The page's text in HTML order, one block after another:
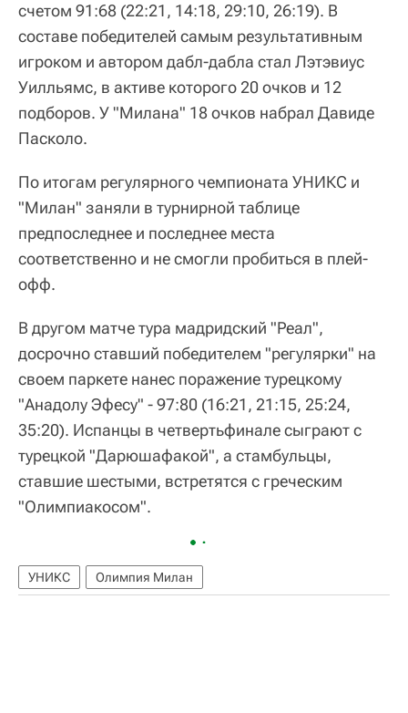
счетом 91:68 (22:21, 14:18, 29:10, 26:19). В
составе победителей самым результативным
игроком и автором дабл-дабла стал Лэтэвиус
Уилльямс, в активе которого 20 очков и 12
подборов. У "Милана" 18 очков набрал Давиде
Пасколо.
По итогам регулярного чемпионата УНИКС и
"Милан" заняли в турнирной таблице
предпоследнее и последнее места
соответственно и не смогли пробиться в плей-
офф.
В другом матче тура мадридский "Реал",
досрочно ставший победителем "регулярки" на
своем паркете нанес поражение турецкому
"Анадолу Эфесу" - 97:80 (16:21, 21:15, 25:24,
35:20). Испанцы в четвертьфинале сыграют с
турецкой "Дарюшафакой", а стамбульцы,
ставшие шестыми, встретятся с греческим
"Олимпиакосом".
УНИКС Олимпия Милан